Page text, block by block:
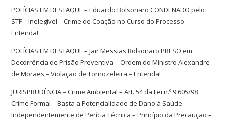
POLÍCIAS EM DESTAQUE – Eduardo Bolsonaro CONDENADO pelo
STF – Inelegível – Crime de Coação no Curso do Processo –
Entenda!
POLÍCIAS EM DESTAQUE – Jair Messias Bolsonaro PRESO em
Decorrência de Prisão Preventiva – Ordem do Ministro Alexandre
de Moraes – Violação de Tornozeleira – Entenda!
JURISPRUDÊNCIA – Crime Ambiental – Art. 54 da Lei n.º 9.605/98
Crime Formal – Basta a Potencialidade de Dano à Saúde –
Independentemente de Perícia Técnica – Princípio da Precaução –